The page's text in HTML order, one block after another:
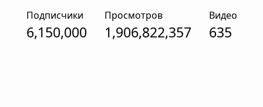
Подписчики
6,150,000
Просмотров
1,906,822,357
Видео
635